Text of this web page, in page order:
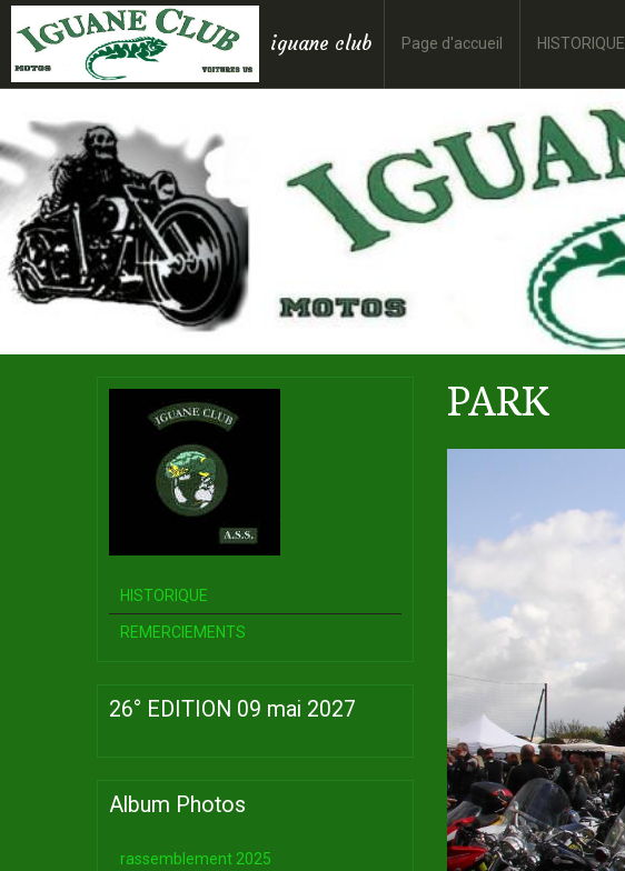
iguane club Page d'accueil HISTORIQUE
PARK
HISTORIQUE
REMERCIEMENTS
26° EDITION 09 mai 2027
Album Photos
rassemblement 2025